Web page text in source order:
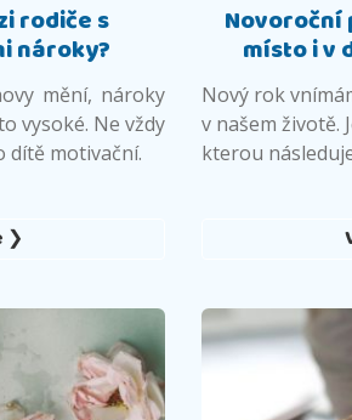
rodiče s
nároky?
mění, nároky
vysoké. Ne vždy
dítě motivační.
❯
Novoroční
místo i v
Nový rok
v našem životě.
kterou